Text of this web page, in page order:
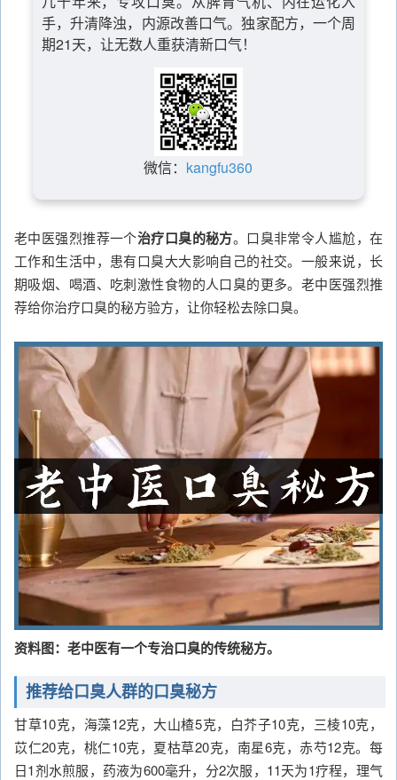
手，升清降浊，内源改善口气。独家配方，一个周
期21天，让无数人重获清新口气！
微信： kangfu360
老中医强烈推荐一个治疗口臭的秘方。口臭非常令人尴尬，在
工作和生活中，患有口臭大大影响自己的社交。一般来说，长
期吸烟、喝酒、吃刺激性食物的人口臭的更多。老中医强烈推
荐给你治疗口臭的秘方验方，让你轻松去除口臭。
资料图：老中医有一个专治口臭的传统秘方。
推荐给口臭人群的口臭秘方
甘草10克，海藻12克，大山楂5克，白芥子10克，三棱10克，
苡仁20克，桃仁10克，夏枯草20克，南星6克，赤芍12克。每
日1剂水煎服，药液为600毫升，分2次服，11天为1疗程，理气